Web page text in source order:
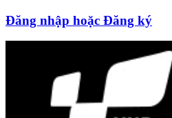
Đăng nhập hoặc Đăng ký